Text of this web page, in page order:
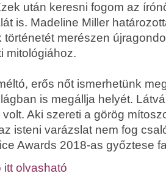
után keresni fogom az
is. Madeline Miller
történetét merészen
mitológiához.
erős nőt ismerhetünk
is megállja helyét.
Aki szereti a görög
isteni varázslat nem fog
Awards 2018-as győztese
itt olvasható